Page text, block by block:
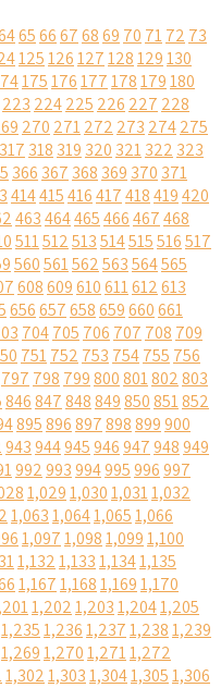
6566676869 70 7172 73
125126127128129130
175176177178179180
223 224225 226 227 228
270 271272 273 274275
317 318 319 320 321322 323
366 367 368 369 370 371
414415416417418419420
463464465466467468
511512513514515516517
560561562563564565
608609610611612613
656657658659660661
704705 706 707 708 709
751752 753 754755 756
797 798 799800801802803
846847848849850851852
895896897898899900
943944945946947948949
992993994995996997
1,0291,0301,0311,032
1,0631,0641,0651,066
1,0971,0981,0991,100
1,1321,1331,1341,135
1,1671,1681,1691,170
1,2021,2031,2041,205
1,2351,2361,2371,2381,239
1,2691,2701,2711,272
1,3021,3031,3041,3051,306